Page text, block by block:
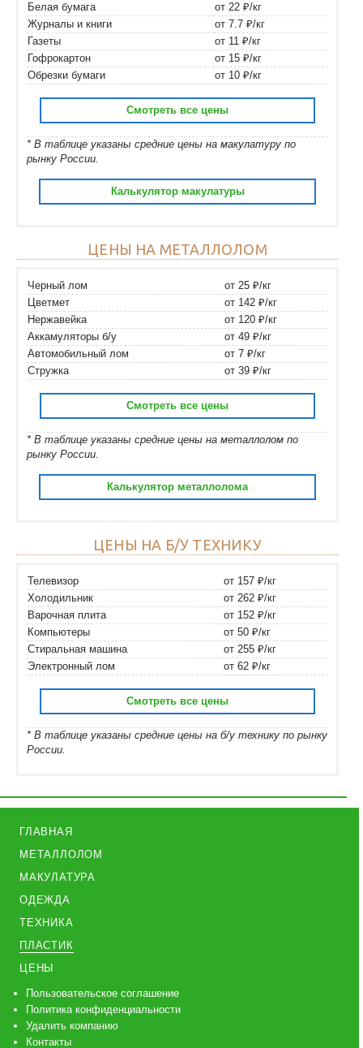
Белая бумага
от 22 ₽/кг
Журналы и книги
от 7.7 ₽/кг
Газеты
от 11 ₽/кг
Гофрокартон
от 15 ₽/кг
Обрезки бумаги
от 10 ₽/кг
Смотреть все цены
* В таблице указаны средние цены на макулатуру по
рынку России.
Калькулятор макулатуры
ЦЕНЫ НА МЕТАЛЛОЛОМ
Черный лом
от 25 ₽/кг
Цветмет
от 142 ₽/кг
Нержавейка
от 120 ₽/кг
Аккамуляторы б/у
от 49 ₽/кг
Автомобильный лом
от 7 ₽/кг
Стружка
от 39 ₽/кг
Смотреть все цены
* В таблице указаны средние цены на металлолом по
рынку России.
Калькулятор металлолома
ЦЕНЫ НА Б/У ТЕХНИКУ
Телевизор
от 157 ₽/кг
Холодильник
от 262 ₽/кг
Варочная плита
от 152 ₽/кг
Компьютеры
от 50 ₽/кг
Стиральная машина
от 255 ₽/кг
Электронный лом
от 62 ₽/кг
Смотреть все цены
* В таблице указаны средние цены на б/у технику по рынку
России.
ГЛАВНАЯ
МЕТАЛЛОЛОМ
МАКУЛАТУРА
ОДЕЖДА
ТЕХНИКА
ПЛАСТИК
ЦЕНЫ
Пользовательское соглашение
Политика конфиденциальности
Удалить компанию
Контакты